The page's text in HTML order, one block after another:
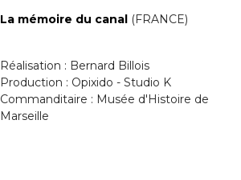
La mémoire du canal (FRANCE)
Réalisation : Bernard Billois
Production : Opixido - Studio K
Commanditaire : Musée d'Histoire de
Marseille